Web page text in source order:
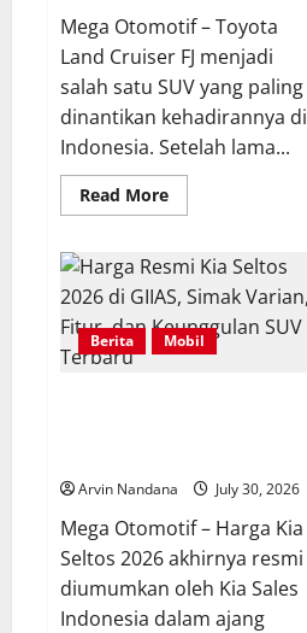
Mega Otomotif – Toyota
Land Cruiser FJ menjadi
salah satu SUV yang paling
dinantikan kehadirannya di
Indonesia. Setelah lama...
Read MoreRead
more
Toyota
Land
Cruiser
FJ
Indonesia
Masih
Dihitung
Berita Mobil
Arvin Nandana July 30, 2026
Mega Otomotif – Harga Kia
Seltos 2026 akhirnya resmi
diumumkan oleh Kia Sales
Indonesia dalam ajang